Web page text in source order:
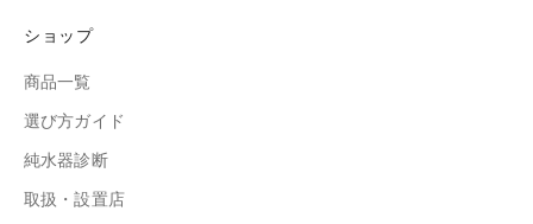
ショップ
商品一覧
選び方ガイド
純水器診断
取扱・設置店